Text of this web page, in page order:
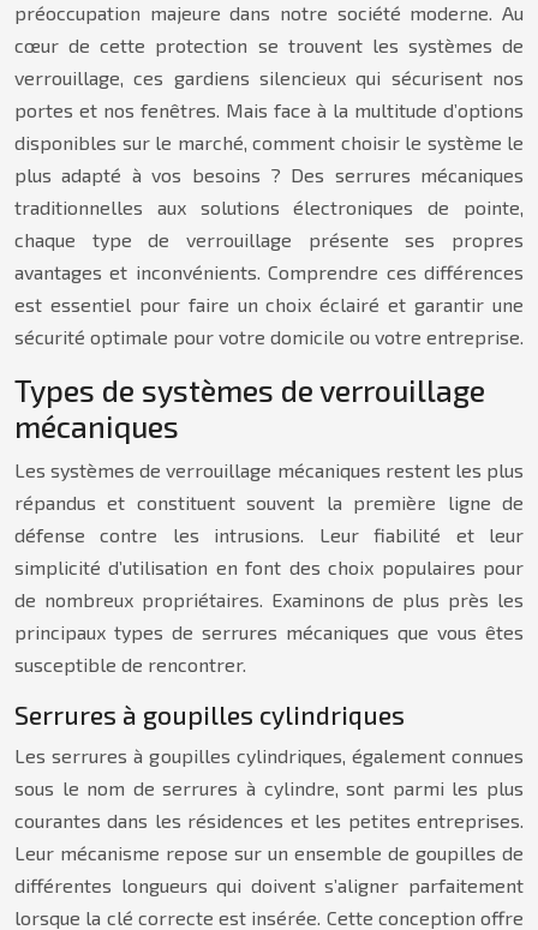
préoccupation majeure dans notre société moderne. Au
cœur de cette protection se trouvent les systèmes de
verrouillage, ces gardiens silencieux qui sécurisent nos
portes et nos fenêtres. Mais face à la multitude d’options
disponibles sur le marché, comment choisir le système le
plus adapté à vos besoins ? Des serrures mécaniques
traditionnelles aux solutions électroniques de pointe,
chaque type de verrouillage présente ses propres
avantages et inconvénients. Comprendre ces différences
est essentiel pour faire un choix éclairé et garantir une
sécurité optimale pour votre domicile ou votre entreprise.
Types de systèmes de verrouillage
mécaniques
Les systèmes de verrouillage mécaniques restent les plus
répandus et constituent souvent la première ligne de
défense contre les intrusions. Leur fiabilité et leur
simplicité d’utilisation en font des choix populaires pour
de nombreux propriétaires. Examinons de plus près les
principaux types de serrures mécaniques que vous êtes
susceptible de rencontrer.
Serrures à goupilles cylindriques
Les serrures à goupilles cylindriques, également connues
sous le nom de serrures à cylindre, sont parmi les plus
courantes dans les résidences et les petites entreprises.
Leur mécanisme repose sur un ensemble de goupilles de
différentes longueurs qui doivent s’aligner parfaitement
lorsque la clé correcte est insérée. Cette conception offre